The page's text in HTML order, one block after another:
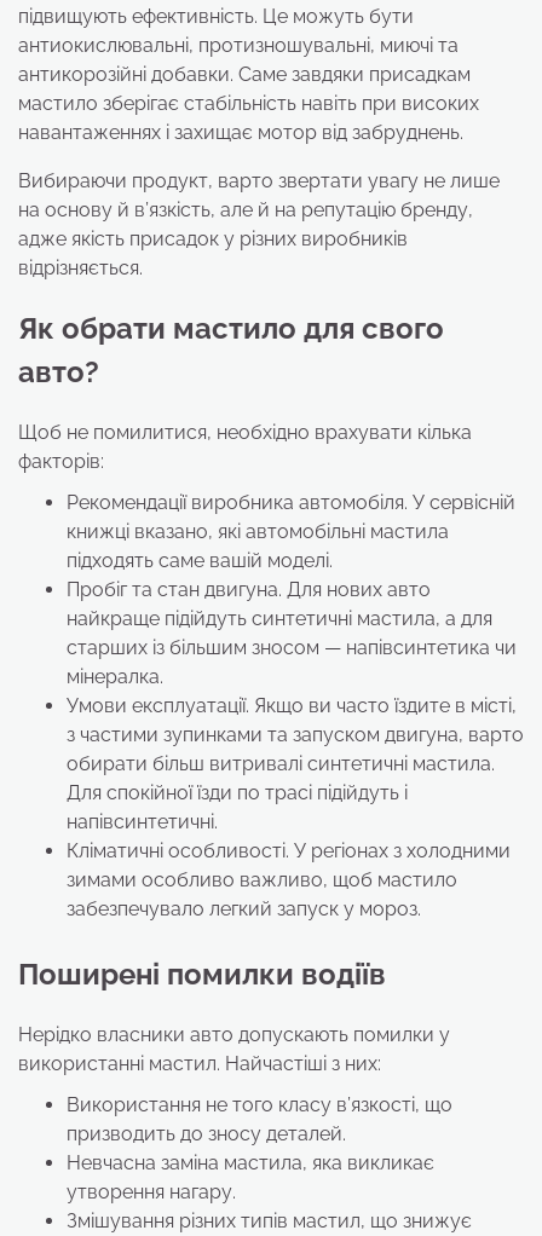
підвищують ефективність. Це можуть бути
антиокислювальні, протизношувальні, миючі та
антикорозійні добавки. Саме завдяки присадкам
мастило зберігає стабільність навіть при високих
навантаженнях і захищає мотор від забруднень.
Вибираючи продукт, варто звертати увагу не лише
на основу й в’язкість, але й на репутацію бренду,
адже якість присадок у різних виробників
відрізняється.
Як обрати мастило для свого
авто?
Щоб не помилитися, необхідно врахувати кілька
факторів:
Рекомендації виробника автомобіля. У сервісній
книжці вказано, які aвтомобільні мастила
підходять саме вашій моделі.
Пробіг та стан двигуна. Для нових авто
найкраще підійдуть синтетичні мастила, а для
старших із більшим зносом — напівсинтетика чи
мінералка.
Умови експлуатації. Якщо ви часто їздите в місті,
з частими зупинками та запуском двигуна, варто
обирати більш витривалі синтетичні мастила.
Для спокійної їзди по трасі підійдуть і
напівсинтетичні.
Кліматичні особливості. У регіонах з холодними
зимами особливо важливо, щоб мастило
забезпечувало легкий запуск у мороз.
Поширені помилки водіїв
Нерідко власники авто допускають помилки у
використанні мастил. Найчастіші з них:
Використання не того класу в’язкості, що
призводить до зносу деталей.
Невчасна заміна мастила, яка викликає
утворення нагару.
Змішування різних типів мастил, що знижує